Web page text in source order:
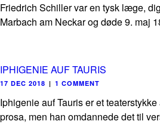
Friedrich Schiller var en tysk læge,
Marbach am Neckar og døde 9. maj
IPHIGENIE AUF TAURIS
17 DEC 2018 | 1 COMMENT
Iphigenie auf Tauris er et
prosa, men han omdannede det til